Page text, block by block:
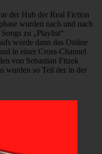
der Hub der Real Fiction
wurden nach und nach
zu „Playlist“
wurde dann das Online
in einer Cross-Channel
von Sebastian Fitzek
wurden so Teil der in der